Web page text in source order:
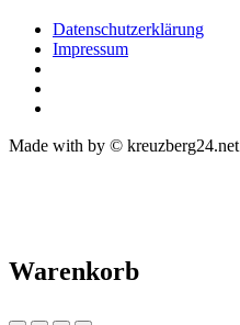
Datenschutzerklärung
Impressum
Made with by © kreuzberg24.net
Warenkorb